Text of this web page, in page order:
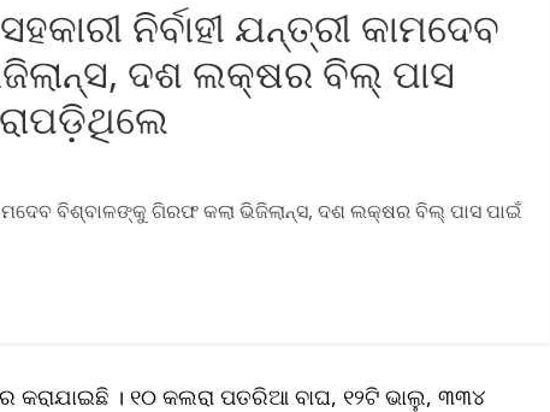
ନିର୍ବାହୀ ଯନ୍ତ୍ରୀ କାମଦେବ
ଦଶ ଲକ୍ଷର ବିଲ୍‌ ପାସ
କାମଦେବ ବିଶ୍ବାଳଙ୍କୁ ଗିରଫ କଲା ଭିଜିଲାନ୍ସ, ଦଶ ଲକ୍ଷର ବିଲ୍‌ ପାସ ପାଇଁ
କରାଯାଇଛି । ୧୦ କଲରା ପତରିଆ ବାଘ, ୧୨ଟି ଭାଲୁ, ୩୩୪